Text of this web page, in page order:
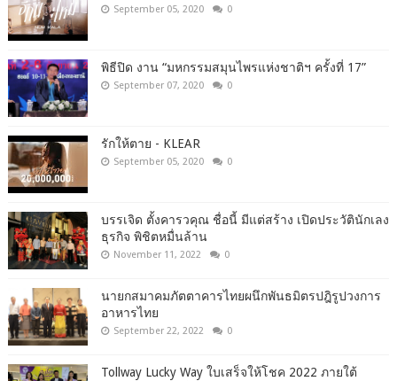
September 05, 2020 0
พิธีปิด งาน “มหกรรมสมุนไพรแห่งชาติฯ ครั้งที่ 17”
September 07, 2020 0
รักให้ตาย - KLEAR
September 05, 2020 0
บรรเจิด ตั้งคารวคุณ ชื่อนี้ มีแต่สร้าง เปิดประวัตินักเลง
ธุรกิจ พิชิตหมื่นล้าน
November 11, 2022 0
นายกสมาคมภัตตาคารไทยผนึกพันธมิตรปฎิรูปวงการ
อาหารไทย
September 22, 2022 0
Tollway Lucky Way ใบเสร็จให้โชค 2022 ภายใต้